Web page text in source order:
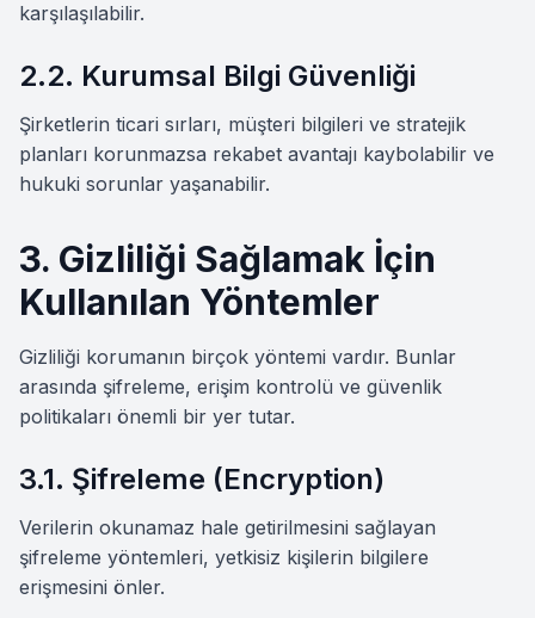
karşılaşılabilir.
2.2. Kurumsal Bilgi Güvenliği
Şirketlerin ticari sırları, müşteri bilgileri ve stratejik
planları korunmazsa rekabet avantajı kaybolabilir ve
hukuki sorunlar yaşanabilir.
3. Gizliliği Sağlamak İçin
Kullanılan Yöntemler
Gizliliği korumanın birçok yöntemi vardır. Bunlar
arasında şifreleme, erişim kontrolü ve güvenlik
politikaları önemli bir yer tutar.
3.1. Şifreleme (Encryption)
Verilerin okunamaz hale getirilmesini sağlayan
şifreleme yöntemleri, yetkisiz kişilerin bilgilere
erişmesini önler.